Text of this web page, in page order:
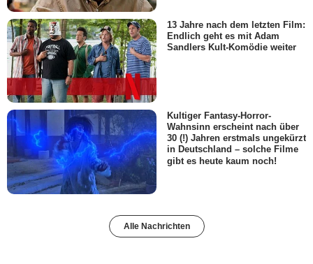
13 Jahre nach dem letzten Film:
Endlich geht es mit Adam
Sandlers Kult-Komödie weiter
Kultiger Fantasy-Horror-
Wahnsinn erscheint nach über
30 (!) Jahren erstmals ungekürzt
in Deutschland – solche Filme
gibt es heute kaum noch!
Alle Nachrichten